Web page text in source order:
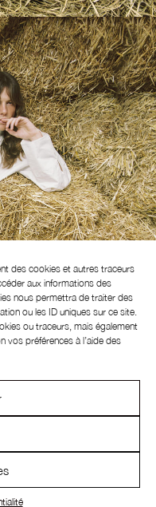
des cookies et autres traceurs
aux informations des
nous permettra de traiter des
ou les ID uniques sur ce site.
ou traceurs, mais également
vos préférences à l’aide des